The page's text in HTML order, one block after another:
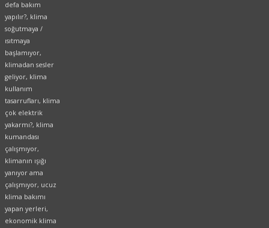
defa bakım
yapılır?, klima
soğutmaya /
ısıtmaya
başlamıyor,
klimadan sesler
geliyor, klima
kullanım
tasarrufları, klima
çok elektrik
yakarmı?, klima
kumandası
çalışmıyor,
klimanın ışığı
yanıyor ama
çalışmıyor, ucuz
klima bakımı
yapan yerleri,
ekonomik klima